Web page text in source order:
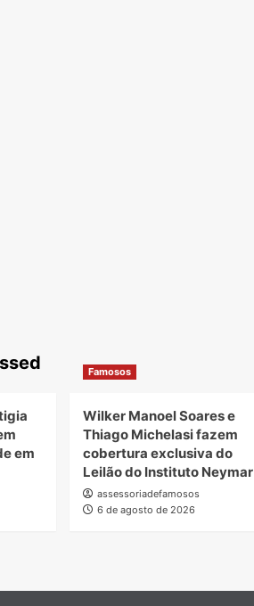
em
Famosos
Wilker Manoel Soares e
Thiago Michelasi fazem
cobertura exclusiva do
Leilão do Instituto Neymar
assessoriadefamosos
6 de agosto de 2026